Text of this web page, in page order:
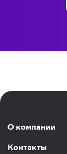
О компании
Контакты